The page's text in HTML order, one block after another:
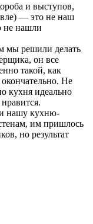
и выступов,
— это не наш
не нашли
мы решили делать
он все
такой, как
Не
кухня идеально
нашу кухню-
им пришлось
но результат